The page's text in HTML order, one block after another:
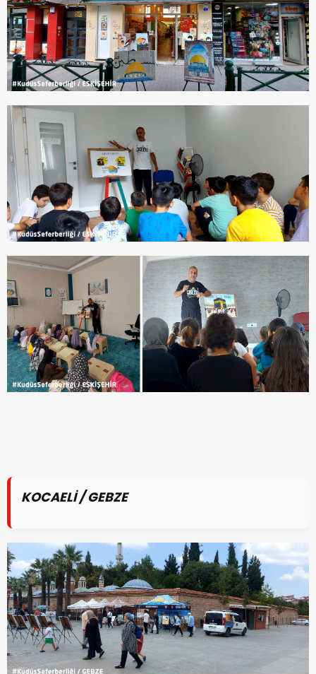
KOCAELİ / GEBZE